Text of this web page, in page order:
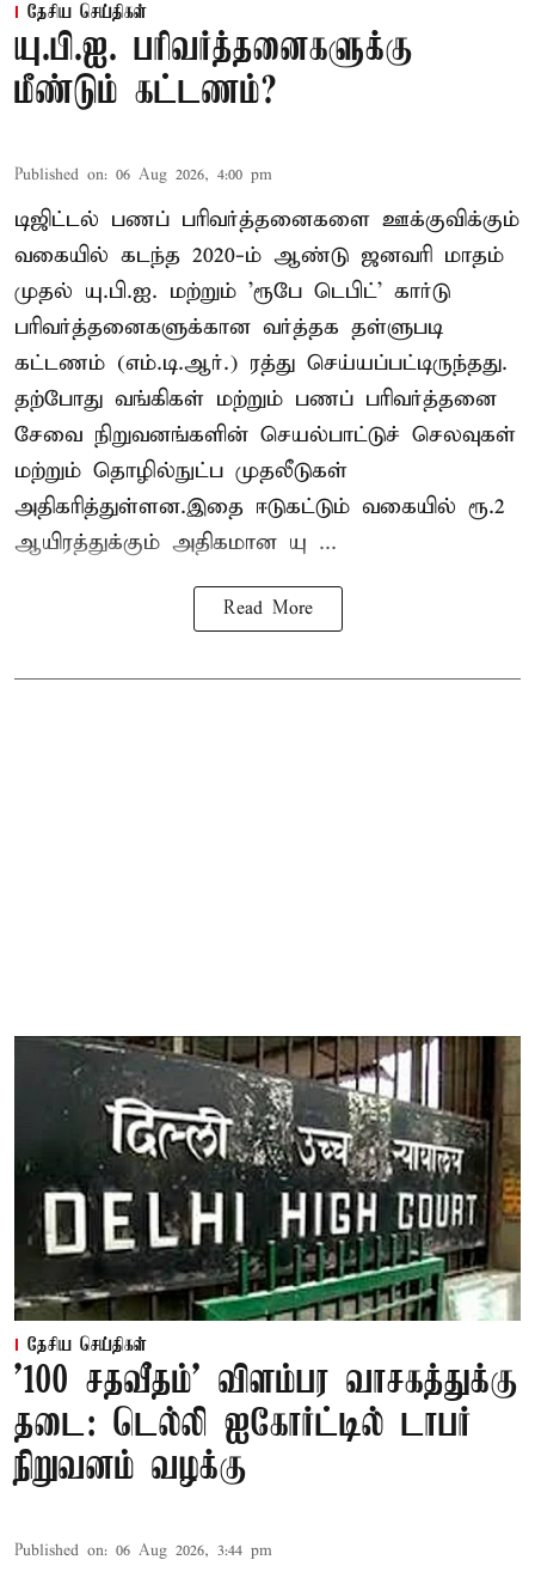
தேசிய செய்திகள்
யு.பி.ஐ. பரிவர்த்தனைகளுக்கு
மீண்டும் கட்டணம்?
Published on: 06 Aug 2026, 4:00 pm
டிஜிட்டல் பணப் பரிவர்த்தனைகளை ஊக்குவிக்கும்
வகையில் கடந்த 2020-ம் ஆண்டு ஜனவரி மாதம்
முதல் யு.பி.ஐ. மற்றும் 'ரூபே டெபிட்' கார்டு
பரிவர்த்தனைகளுக்கான வர்த்தக தள்ளுபடி
கட்டணம் (எம்.டி.ஆர்.) ரத்து செய்யப்பட்டிருந்தது.
தற்போது வங்கிகள் மற்றும் பணப் பரிவர்த்தனை
சேவை நிறுவனங்களின் செயல்பாட்டுச் செலவுகள்
மற்றும் தொழில்நுட்ப முதலீடுகள்
அதிகரித்துள்ளன.இதை ஈடுகட்டும் வகையில் ரூ.2
ஆயிரத்துக்கும் அதிகமான யு ...
Read More
தேசிய செய்திகள்
'100 சதவீதம்' விளம்பர வாசகத்துக்கு
தடை: டெல்லி ஐகோர்ட்டில் டாபர்
நிறுவனம் வழக்கு
Published on: 06 Aug 2026, 3:44 pm